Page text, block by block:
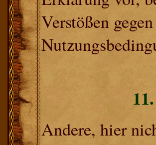
Verstößen
Andere, hier